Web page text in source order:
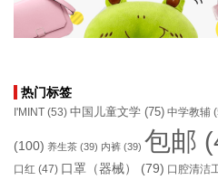
热门标签
I'MINT (53) 中国儿童文学 (75) 中学教辅
(100) 养生茶 (39) 内裤 (39) 包邮
口红 (47) 口罩（器械） (79) 口腔清洁